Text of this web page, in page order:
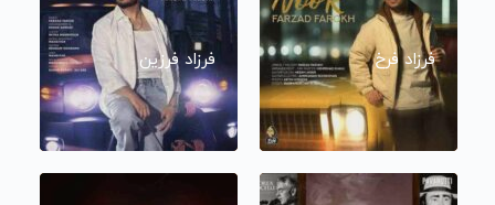
فرزاد فرخ فرزاد فرزین